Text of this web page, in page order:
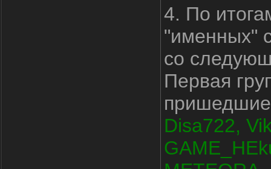
4. По
"именных"
со
Первая
Disa722,